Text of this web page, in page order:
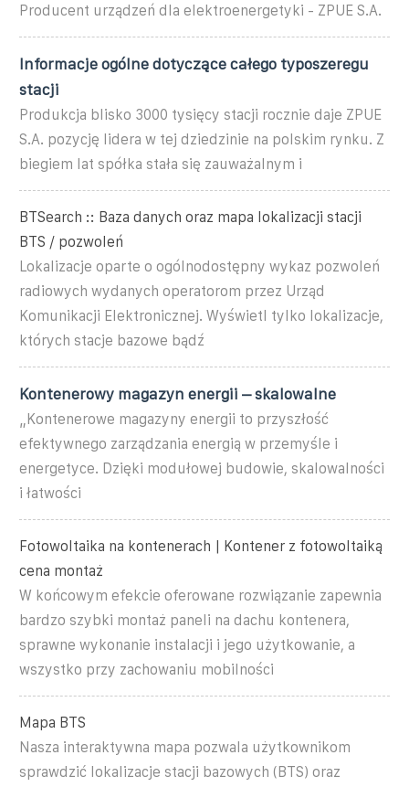
Producent urządzeń dla elektroenergetyki - ZPUE S.A.
Informacje ogólne dotyczące całego typoszeregu
stacji
Produkcja blisko 3000 tysięcy stacji rocznie daje ZPUE
S.A. pozycję lidera w tej dziedzinie na polskim rynku. Z
biegiem lat spółka stała się zauważalnym i
BTSearch :: Baza danych oraz mapa lokalizacji stacji
BTS / pozwoleń
Lokalizacje oparte o ogólnodostępny wykaz pozwoleń
radiowych wydanych operatorom przez Urząd
Komunikacji Elektronicznej. Wyświetl tylko lokalizacje,
których stacje bazowe bądź
Kontenerowy magazyn energii – skalowalne
„Kontenerowe magazyny energii to przyszłość
efektywnego zarządzania energią w przemyśle i
energetyce. Dzięki modułowej budowie, skalowalności
i łatwości
Fotowoltaika na kontenerach | Kontener z fotowoltaiką
cena montaż
W końcowym efekcie oferowane rozwiązanie zapewnia
bardzo szybki montaż paneli na dachu kontenera,
sprawne wykonanie instalacji i jego użytkowanie, a
wszystko przy zachowaniu mobilności
Mapa BTS
Nasza interaktywna mapa pozwala użytkownikom
sprawdzić lokalizacje stacji bazowych (BTS) oraz